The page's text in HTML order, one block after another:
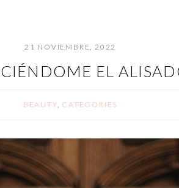
21 NOVIEMBRE, 2022
EL
BEAUTY, CATEGORIES